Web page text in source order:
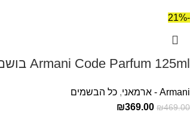
-21%
Armani Code Parfum 125ml בושם ארמני קוד לגבר
Armani - ארמאני , כל הבשמים
₪469.00
₪369.00